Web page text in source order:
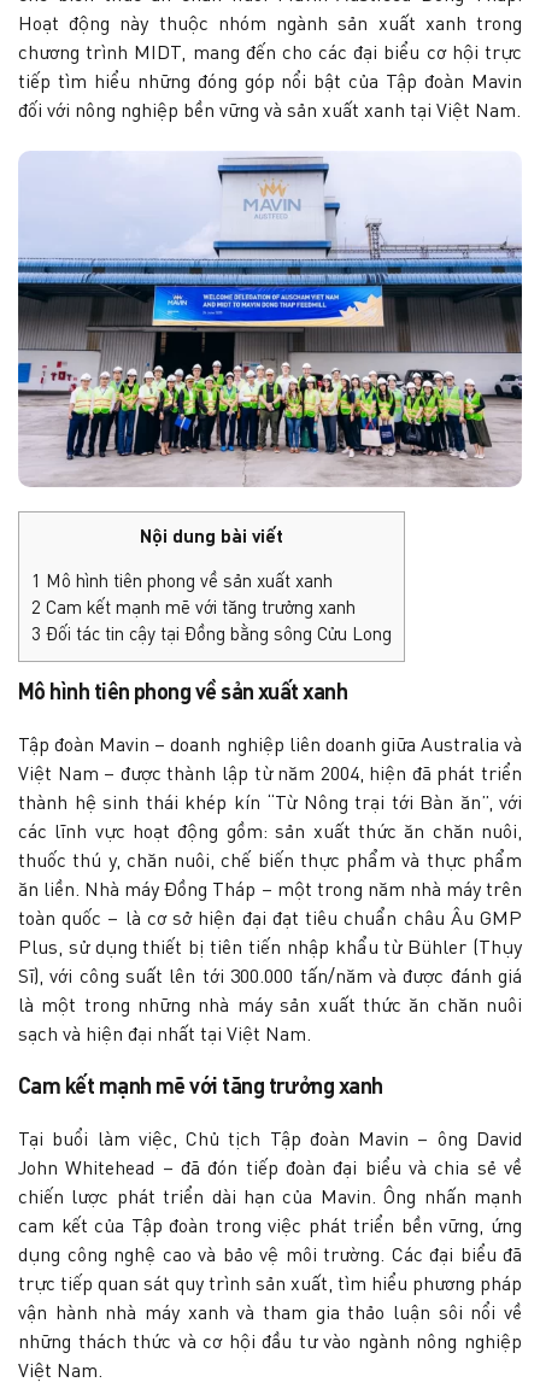
Hoạt động này thuộc nhóm ngành sản xuất xanh trong
chương trình MIDT, mang đến cho các đại biểu cơ hội trực
tiếp tìm hiểu những đóng góp nổi bật của Tập đoàn Mavin
đối với nông nghiệp bền vững và sản xuất xanh tại Việt Nam.
Nội dung bài viết
1
Mô hình tiên phong về sản xuất xanh
2 Cam kết mạnh mẽ với tăng trưởng xanh
3 Đối tác tin cậy tại Đồng bằng sông Cửu Long
Mô hình tiên phong về sản xuất xanh
Tập đoàn Mavin – doanh nghiệp liên doanh giữa Australia và
Việt Nam – được thành lập từ năm 2004, hiện đã phát triển
thành hệ sinh thái khép kín “Từ Nông trại tới Bàn ăn”, với
các lĩnh vực hoạt động gồm: sản xuất thức ăn chăn nuôi,
thuốc thú y, chăn nuôi, chế biến thực phẩm và thực phẩm
ăn liền. Nhà máy Đồng Tháp – một trong năm nhà máy trên
toàn quốc – là cơ sở hiện đại đạt tiêu chuẩn châu Âu GMP
Plus, sử dụng thiết bị tiên tiến nhập khẩu từ Bühler (Thụy
Sĩ), với công suất lên tới 300.000 tấn/năm và được đánh giá
là một trong những nhà máy sản xuất thức ăn chăn nuôi
sạch và hiện đại nhất tại Việt Nam.
Cam kết mạnh mẽ với tăng trưởng xanh
Tại buổi làm việc, Chủ tịch Tập đoàn Mavin – ông David
John Whitehead – đã đón tiếp đoàn đại biểu và chia sẻ về
chiến lược phát triển dài hạn của Mavin. Ông nhấn mạnh
cam kết của Tập đoàn trong việc phát triển bền vững, ứng
dụng công nghệ cao và bảo vệ môi trường. Các đại biểu đã
trực tiếp quan sát quy trình sản xuất, tìm hiểu phương pháp
vận hành nhà máy xanh và tham gia thảo luận sôi nổi về
những thách thức và cơ hội đầu tư vào ngành nông nghiệp
Việt Nam.